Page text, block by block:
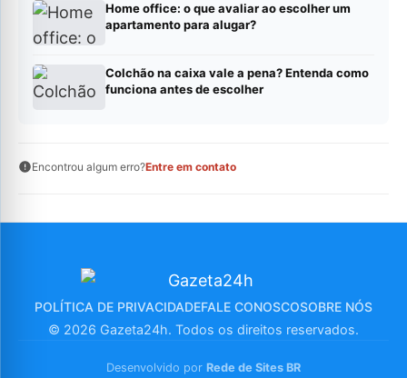
Home office: o que avaliar ao escolher um
apartamento para alugar?
Colchão na caixa vale a pena? Entenda como
funciona antes de escolher
Encontrou algum erro?Entre em contato
POLÍTICA DE PRIVACIDADEFALE CONOSCOSOBRE NÓS
© 2026 Gazeta24h. Todos os direitos reservados.
Desenvolvido por Rede de Sites BR